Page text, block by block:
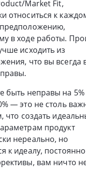
Market Fit,
относиться к
в ходе работы.
исходить из
что вы всегда
быть неправы на 5%
— это не столь
что создать
продукт
нереально, но
к идеалу, постоянно
вам ничто